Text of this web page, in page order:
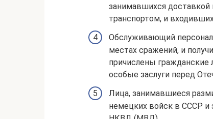
занимавшихся
транспортом, и
Обслуживающий
местах сражений, и
причислены гражданские
особые заслуги перед
Лица, занимавшиеся
немецких войск в СССР и